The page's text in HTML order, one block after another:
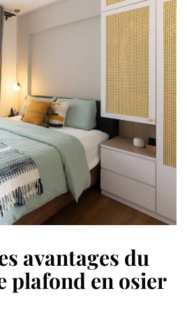
avantages du
plafond en osier